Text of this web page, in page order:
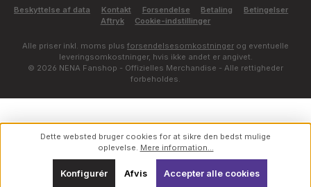
Beskyttelse af data Kontakt Forsendelse Betaling
Betingelser
Aftryk
Cookie-indstillinger
Alle priser inkl. moms plus forsendelsesomkostninger og eventuelle
leveringsomkostninger, hvis ikke andet er angivet.
© 2026 NENA Fanshop - Offizielles Merchandise - Alle rettigheder
forbeholdes.
Dette websted bruger cookies for at sikre den bedst mulige
oplevelse. Mere information...
Afvis
Konfigurér Accepter alle cookies